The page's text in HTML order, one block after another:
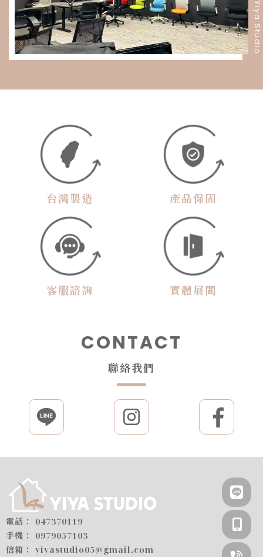
Yiya Studio
台灣製造 產品保固
客服諮詢 實體展間
CONTACT
聯絡我們
047370119
0979057103
yiyastudio05@gmail.com